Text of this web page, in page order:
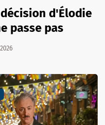
d'Élodie
passe pas